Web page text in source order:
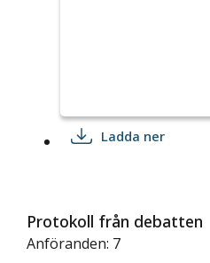
Ladda ner
Protokoll från debatten
Anföranden: 7